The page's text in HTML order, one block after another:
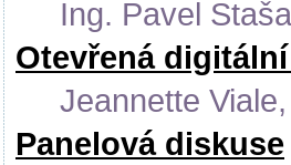
Ing. Pavel
Otevřená
Jeannette
Panelová diskuse